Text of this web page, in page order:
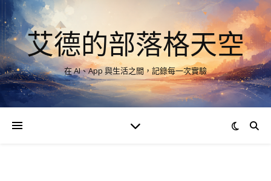
艾德的部落格天空
在 AI、App 與生活之間，記錄每一次實驗